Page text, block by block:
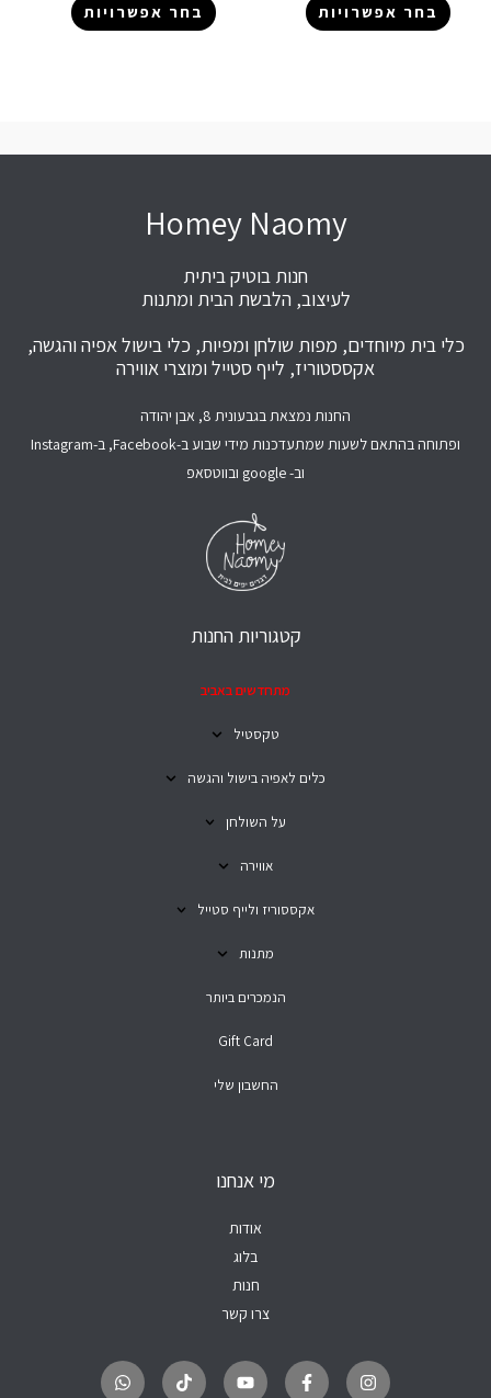
בחר אפשרויות בחר אפשרויות
Homey Naomy
חנות בוטיק ביתית
לעיצוב, הלבשת הבית ומתנות
כלי בית מיוחדים, מפות שולחן ומפיות, כלי בישול אפיה והגשה,
אקססטוריז, לייף סטייל ומוצרי אווירה
החנות נמצאת בגבעונית 8, אבן יהודה
ופתוחה בהתאם לשעות שמתעדכנות מידי שבוע ב-Facebook, ב-Instagram
וב- google ובווטסאפ
קטגוריות החנות
מתחדשים באביב
טקסטיל
כלים לאפיה בישול והגשה
על השולחן
אווירה
אקססוריז ולייף סטייל
מתנות
הנמכרים ביותר
Gift Card
החשבון שלי
מי אנחנו
אודות
בלוג
חנות
צרו קשר
I
n
s
F
a
c
Y
o
u
T
i
k
W
h
a